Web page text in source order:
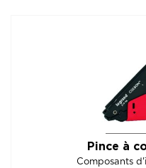
Pince à
Composants